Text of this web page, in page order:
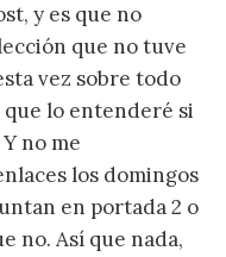
y es que no
que no tuve
vez sobre todo
que lo entenderé si
no me
los domingos
en portada 2 o
no. Así que nada,